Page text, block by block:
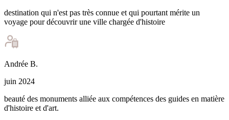
destination qui n'est pas très connue et qui pourtant mérite un
voyage pour découvrir une ville chargée d'histoire
Andrée B.
juin 2024
beauté des monuments alliée aux compétences des guides en matière
d'histoire et d'art.